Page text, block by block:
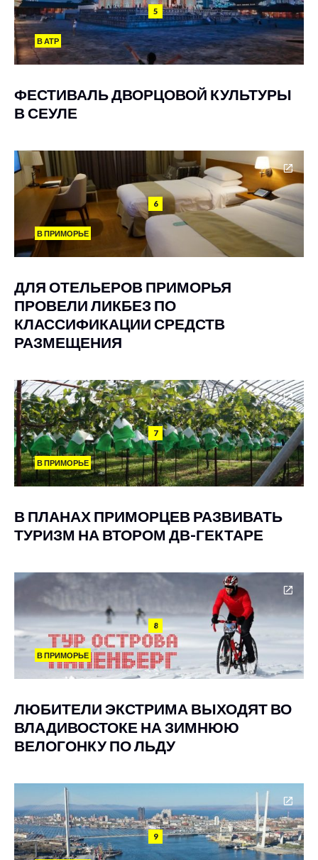
5
В АТР
ФЕСТИВАЛЬ ДВОРЦОВОЙ КУЛЬТУРЫ
В СЕУЛЕ
6
В ПРИМОРЬЕ
ДЛЯ ОТЕЛЬЕРОВ ПРИМОРЬЯ
ПРОВЕЛИ ЛИКБЕЗ ПО
КЛАССИФИКАЦИИ СРЕДСТВ
РАЗМЕЩЕНИЯ
7
В ПРИМОРЬЕ
В ПЛАНАХ ПРИМОРЦЕВ РАЗВИВАТЬ
ТУРИЗМ НА ВТОРОМ ДВ-ГЕКТАРЕ
8
В ПРИМОРЬЕ
ЛЮБИТЕЛИ ЭКСТРИМА ВЫХОДЯТ ВО
ВЛАДИВОСТОКЕ НА ЗИМНЮЮ
ВЕЛОГОНКУ ПО ЛЬДУ
9